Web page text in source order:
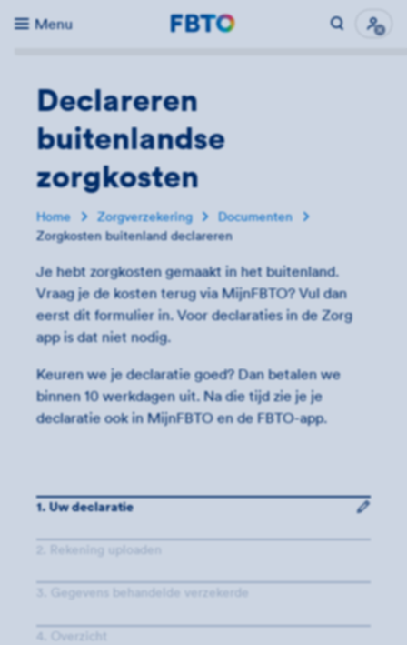
Menu
Direct naar...
Declareren
buitenlandse
zorgkosten
Home Zorgverzekering
Documenten
Zorgkosten buitenland declareren
Je hebt zorgkosten gemaakt in het buitenland.
Vraag je de kosten terug via MijnFBTO? Vul dan
eerst dit formulier in. Voor declaraties in de Zorg
app is dat niet nodig.
Keuren we je declaratie goed? Dan betalen we
binnen 10 werkdagen uit. Na die tijd zie je je
declaratie ook in MijnFBTO en de FBTO-app.
Uw declaratie
Rekening uploaden
Gegevens behandelde verzekerde
Overzicht